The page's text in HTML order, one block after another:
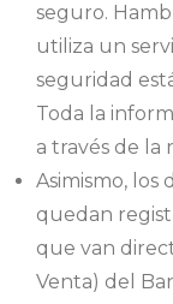
seguro.
utiliza un
seguridad
Toda la
a través de la
Asimismo,
quedan
que van
Venta) del